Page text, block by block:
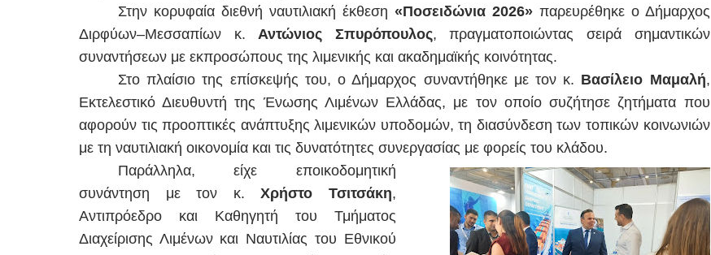
Στην κορυφαία διεθνή ναυτιλιακή έκθεση «Ποσειδώνια 2026»παρευρέθηκε ο Δήμαρχος
Διρφύων–Μεσσαπίων κ.Αντώνιος Σπυρόπουλος, πραγματοποιώντας σειρά σημαντικών
συναντήσεων με εκπροσώπους της λιμενικής και ακαδημαϊκής κοινότητας.
Στο πλαίσιο της επίσκεψής του, ο Δήμαρχος συναντήθηκε με τον κ. Βασίλειο Μαμαλή,
Εκτελεστικό Διευθυντή της Ένωσης Λιμένων Ελλάδας, με τον οποίο συζήτησε ζητήματα που
αφορούν τις προοπτικές ανάπτυξης λιμενικών υποδομών, τη διασύνδεση των τοπικών κοινωνιών
με τη ναυτιλιακή οικονομία και τις δυνατότητες συνεργασίας με φορείς του κλάδου.
Παράλληλα, είχε εποικοδομητική
συνάντηση με τον κ.Χρήστο Τσιτσάκη,
Αντιπρόεδρο και Καθηγητή του Τμήματος
Διαχείρισης Λιμένων και Ναυτιλίας του Εθνικού